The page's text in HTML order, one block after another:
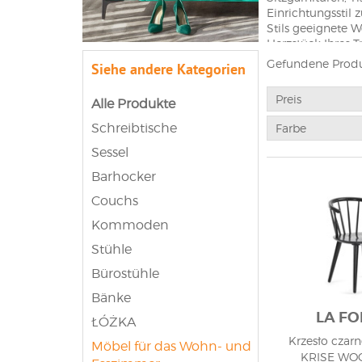
Einrichtungsstil
Stils geeignete
Herzstück Ihres
Wohn-
Die
Bauen und
Räumen nicht
Wohnzimmers,
müssen wir die
kohärenten
mit einem
kleiner Esstisch
soll, ist wichtig,
Siehe andere Kategorien
Alle Produkte
Schreibtische
Sessel
Barhocker
Couchs
Kommoden
Stühle
Bürostühle
Bänke
ŁÓŻKA
Möbel für das Wohn- und
Gefundene
Preis
Farbe
LA
Krzesło
KRISE